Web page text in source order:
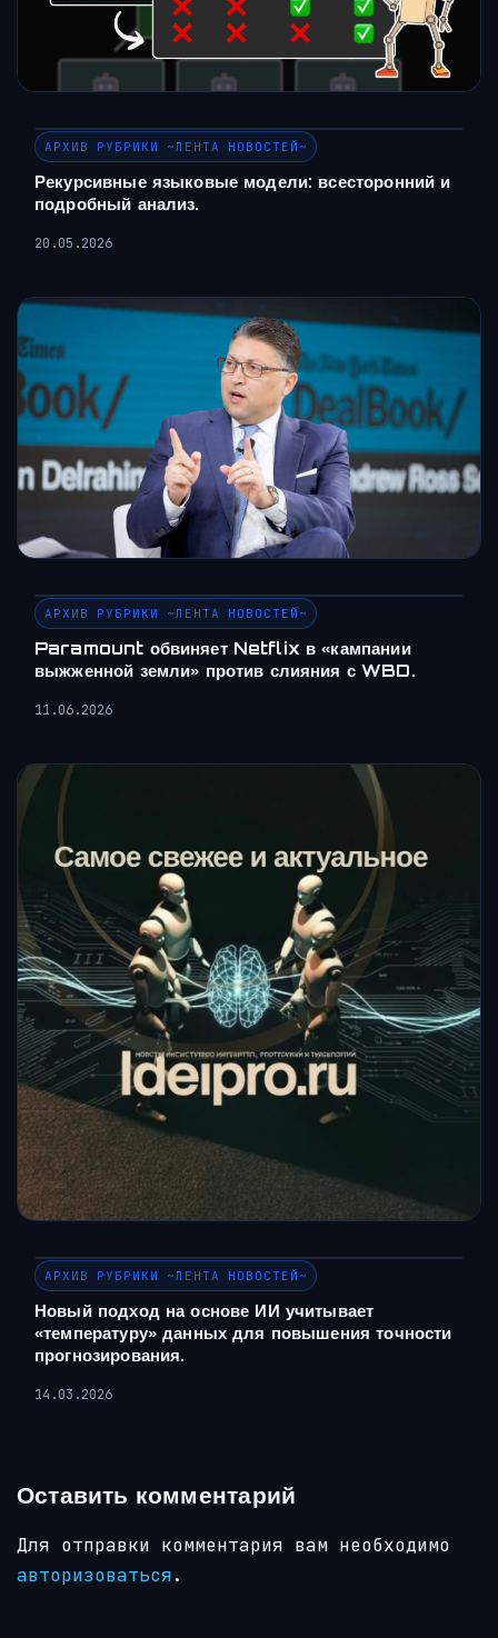
АРХИВ РУБРИКИ ~ЛЕНТА НОВОСТЕЙ~
Рекурсивные языковые модели: всесторонний и
подробный анализ.
20.05.2026
АРХИВ РУБРИКИ ~ЛЕНТА НОВОСТЕЙ~
Paramount обвиняет Netflix в «кампании
выжженной земли» против слияния с WBD.
11.06.2026
АРХИВ РУБРИКИ ~ЛЕНТА НОВОСТЕЙ~
Новый подход на основе ИИ учитывает
«температуру» данных для повышения точности
прогнозирования.
14.03.2026
Оставить комментарий
Для отправки комментария вам необходимо
авторизоваться.